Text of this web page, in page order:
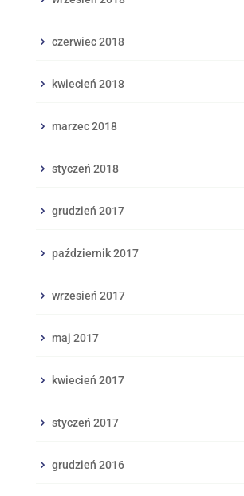
czerwiec 2018
kwiecień 2018
marzec 2018
styczeń 2018
grudzień 2017
październik 2017
wrzesień 2017
maj 2017
kwiecień 2017
styczeń 2017
grudzień 2016